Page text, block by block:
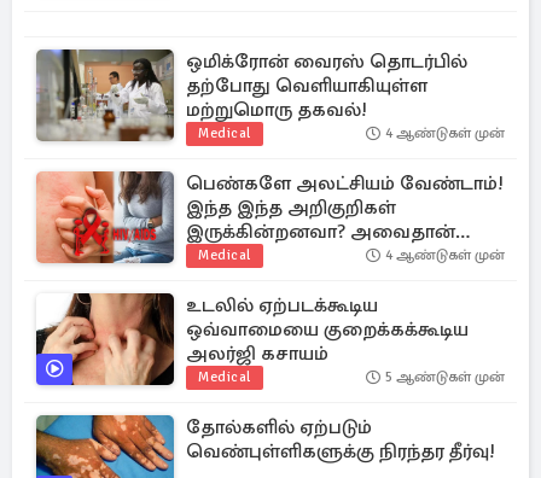
ஒமிக்ரோன் வைரஸ் தொடர்பில்
தற்போது வெளியாகியுள்ள
மற்றுமொரு தகவல்!
Medical 4 ஆண்டுகள் முன்
பெண்களே அலட்சியம் வேண்டாம்!
இந்த இந்த அறிகுறிகள்
இருக்கின்றனவா? அவைதான்
எயிட்ஸிற்கான அறிகுறிகள்
Medical 4 ஆண்டுகள் முன்
உடலில் ஏற்படக்கூடிய
ஒவ்வாமையை குறைக்கக்கூடிய
அலர்ஜி கசாயம்
Medical 5 ஆண்டுகள் முன்
தோல்களில் ஏற்படும்
வெண்புள்ளிகளுக்கு நிரந்தர தீர்வு!